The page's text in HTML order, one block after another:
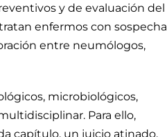
y de evaluación del
enfermos con sospecha
entre neumólogos,
microbiológicos,
Para ello,
capítulo, un juicio atinado,